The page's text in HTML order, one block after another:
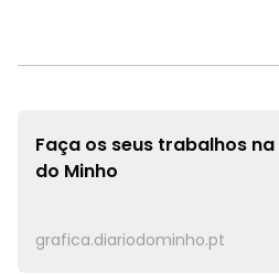
Faça os seus trabalhos na
do Minho
grafica.diariodominho.pt